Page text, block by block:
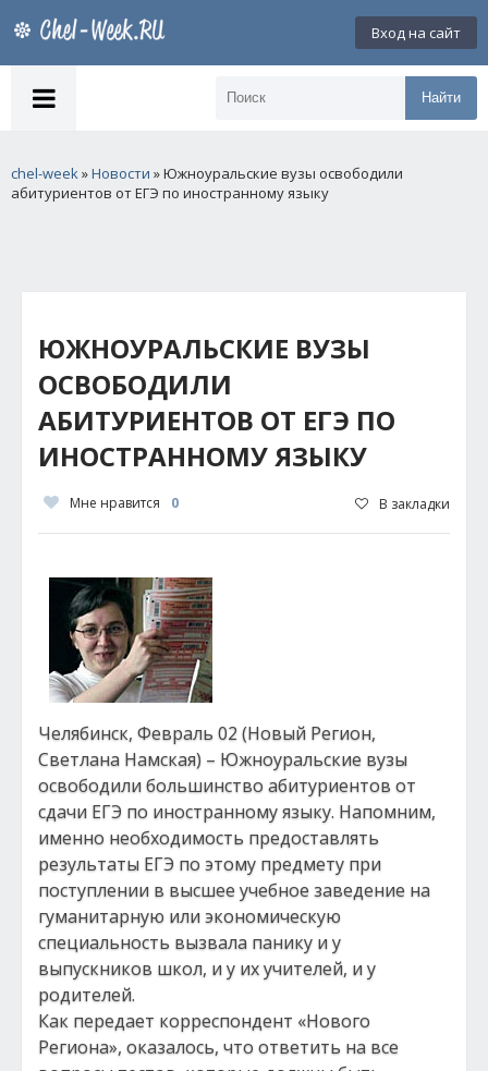
Вход на сайт
Найти
chel-week»Новости » Южноуральские вузы освободили
абитуриентов от ЕГЭ по иностранному языку
ЮЖНОУРАЛЬСКИЕ ВУЗЫ
ОСВОБОДИЛИ
АБИТУРИЕНТОВ ОТ ЕГЭ ПО
ИНОСТРАННОМУ ЯЗЫКУ
Мне нравится 0 В закладки
Челябинск, Февраль 02 (Новый Регион,
Светлана Намская) – Южноуральские вузы
освободили большинство абитуриентов от
сдачи ЕГЭ по иностранному языку. Напомним,
именно необходимость предоставлять
результаты ЕГЭ по этому предмету при
поступлении в высшее учебное заведение на
гуманитарную или экономическую
специальность вызвала панику и у
выпускников школ, и у их учителей, и у
родителей.
Как передает корреспондент «Нового
Региона», оказалось, что ответить на все